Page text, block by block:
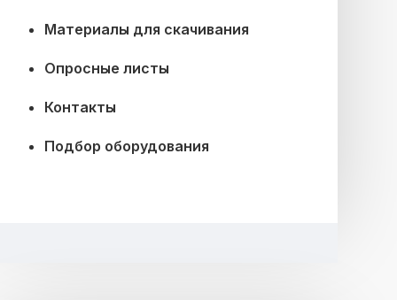
Материалы для скачивания
Опросные листы
Контакты
Подбор оборудования